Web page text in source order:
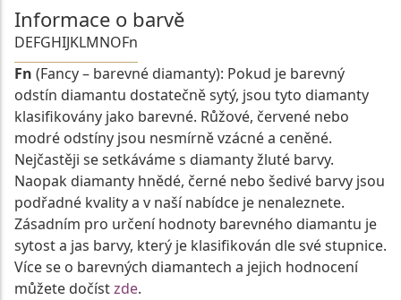
Informace o barvě
DEFGHIJKLMNOFn
Fn (Fancy – barevné diamanty): Pokud je barevný
odstín diamantu dostatečně sytý, jsou tyto diamanty
klasifikovány jako barevné. Růžové, červené nebo
modré odstíny jsou nesmírně vzácné a ceněné.
Nejčastěji se setkáváme s diamanty žluté barvy.
Naopak diamanty hnědé, černé nebo šedivé barvy jsou
podřadné kvality a v naší nabídce je nenaleznete.
Zásadním pro určení hodnoty barevného diamantu je
sytost a jas barvy, který je klasifikován dle své stupnice.
Více se o barevných diamantech a jejich hodnocení
můžete dočístzde.